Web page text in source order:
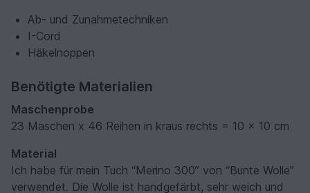
Ab- und Zunahmetechniken
I-Cord
Häkelnoppen
Benötigte Materialien
Maschenprobe
23 Maschen x 46 Reihen in kraus rechts = 10 x 10 cm
Material
Ich habe für mein Tuch “Merino 300” von “Bunte Wolle”
verwendet. Die Wolle ist handgefärbt, sehr weich und